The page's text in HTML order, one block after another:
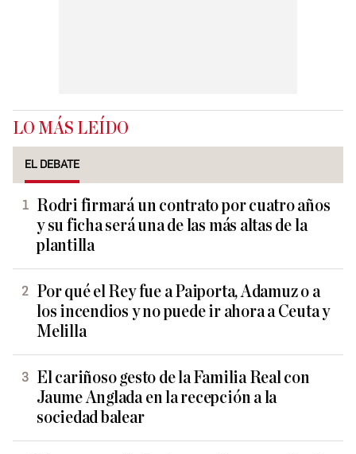
LO MÁS LEÍDO
EL DEBATE
Rodri firmará un contrato por cuatro años
y su ficha será una de las más altas de la
plantilla
Por qué el Rey fue a Paiporta, Adamuz o a
los incendios y no puede ir ahora a Ceuta y
Melilla
El cariñoso gesto de la Familia Real con
Jaume Anglada en la recepción a la
sociedad balear